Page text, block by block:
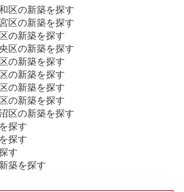
イバシーポリシー
サイトマップ
区の新築を探す
区の新築を探す
の新築を探す
区の新築を探す
の新築を探す
の新築を探す
の新築を探す
の新築を探す
区の新築を探す
探す
探す
す
築を探す